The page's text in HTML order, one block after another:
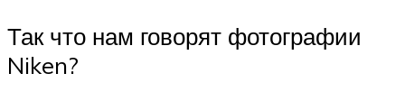
Так что нам говорят фотографии
Niken?